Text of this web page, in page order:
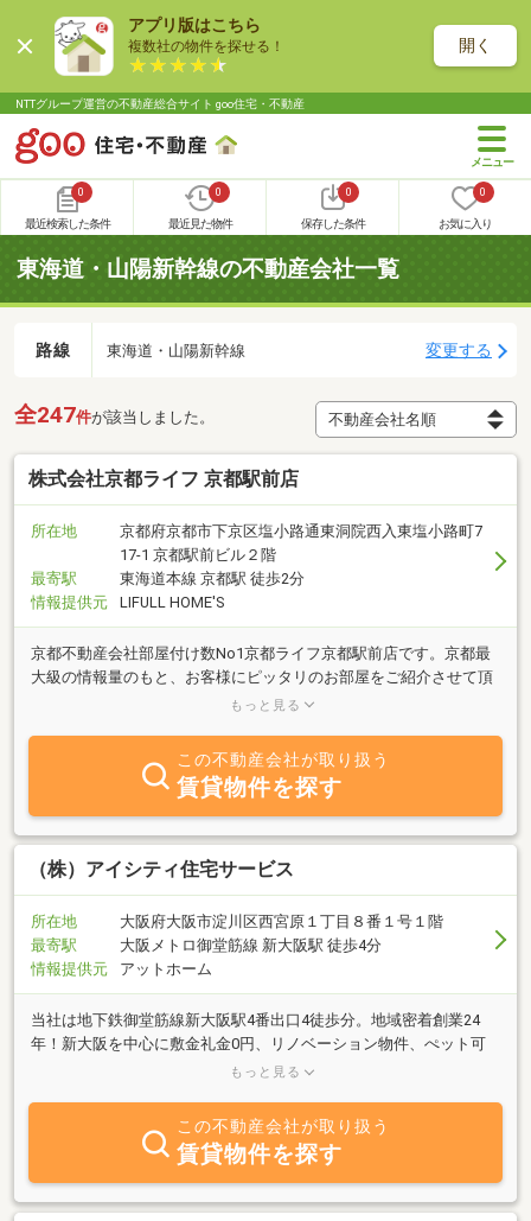
アプリ版はこちら
複数社の物件を探せる！ 開く
NTTグループ運営の不動産総合サイト goo住宅・不動産
0
最近検索した条件
0
最近見た物件
0
保存した条件
0
お気に入り
東海道・山陽新幹線の不動産会社一覧
路線 東海道・山陽新幹線 変更する
全247件が該当しました。
株式会社京都ライフ 京都駅前店
所在地
京都府京都市下京区塩小路通東洞院西入東塩小路町7
17-1 京都駅前ビル２階
最寄駅
東海道本線 京都駅 徒歩2分
情報提供元
LIFULL HOME'S
京都不動産会社部屋付け数No1京都ライフ京都駅前店です。京都最
大級の情報量のもと、お客様にピッタリのお部屋をご紹介させて頂
きます。スタッフ全員が「ありがとう」の心で楽しいお部屋探しの
もっと見る
この不動産会社が取り扱う
賃貸物件を探す
（株）アイシティ住宅サービス
所在地
大阪府大阪市淀川区西宮原１丁目８番１号１階
最寄駅
大阪メトロ御堂筋線 新大阪駅 徒歩4分
情報提供元
アットホーム
当社は地下鉄御堂筋線新大阪駅4番出口4徒歩分。地域密着創業24
年！新大阪を中心に敷金礼金0円、リノベーション物件、ぺット可
マンション、法人社宅、デザイナーズマンション、タワーマンショ
のあらゆる賃貸物件に対応致しております。当社のモットーは、ご
提供する情報は正確により早く、を心がけております。ご希望のお
客様には最新資料をメール・FAX・郵送でお送り致します！地域密
着のアイシティにお気軽にお問合せ、ご来店お待ち致しておりま
す。
もっと見る
この不動産会社が取り扱う
賃貸物件を探す